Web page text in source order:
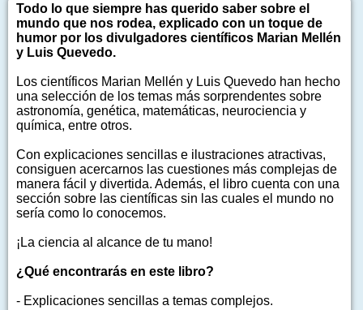
Todo lo que siempre has querido saber sobre el
mundo que nos rodea, explicado con un toque de
humor por los divulgadores científicos Marian Mellén
y Luis Quevedo.
Los científicos Marian Mellén y Luis Quevedo han hecho
una selección de los temas más sorprendentes sobre
astronomía, genética, matemáticas, neurociencia y
química, entre otros.
Con explicaciones sencillas e ilustraciones atractivas,
consiguen acercarnos las cuestiones más complejas de
manera fácil y divertida. Además, el libro cuenta con una
sección sobre las científicas sin las cuales el mundo no
sería como lo conocemos.
¡La ciencia al alcance de tu mano!
¿Qué encontrarás en este libro?
- Explicaciones sencillas a temas complejos.